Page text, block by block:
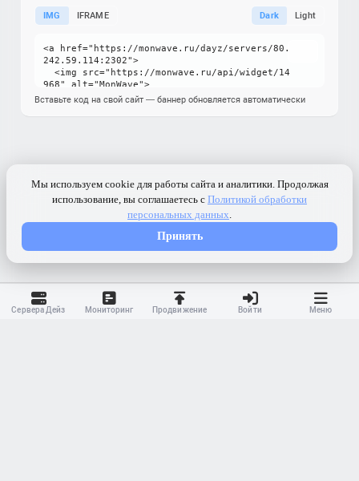
IMG IFRAME Dark Light
Вставьте код на свой сайт — баннер обновляется автоматически
Сервера Дейз Мониторинг Продвижение Войти Меню